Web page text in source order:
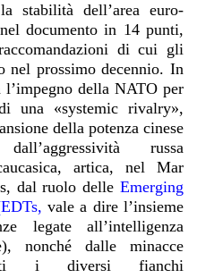
stabilità dell’area euro-
documento in 14 punti,
di cui gli
nel prossimo decennio. In
l’impegno della NATO per
una «systemic rivalry»,
della potenza cinese
russa
artica, nel Mar
dal ruolo delle Emerging
, vale a dire l’insieme
legate all’intelligenza
nonché dalle minacce
i diversi fianchi